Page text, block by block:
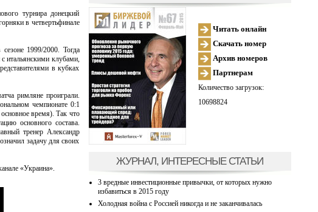
турнира донецкий
в четвертьфинале
1999/2000. Тогда
итальянскими клубами,
в кубках
римляне проиграли.
чемпионате 0:1
время). Так что
основного состава.
тренер Александр
задачу для своих
«Украина».
Читать онлайн
Скачать номер
Архив номеров
Партнерам
Количество загрузок:
10698824
ЖУРНАЛ, ИНТЕРЕСНЫЕ СТАТЬИ
3 вредные инвестиционные привычки, от которых нужно
избавиться в 2015 году
Холодная война с Россией никогда и не заканчивалась